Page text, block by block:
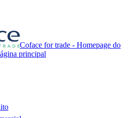
Coface for trade - Homepage do
principal